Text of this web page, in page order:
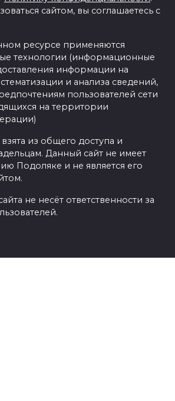
сайтом, вы соглашаетесь с
ресурсе применяются
технологии (информационные
информации на
и анализа сведений,
пользователей сети
на территории
из общего доступа и
Данный сайт не имеет
Подоляке и не является его
не несёт ответственности за